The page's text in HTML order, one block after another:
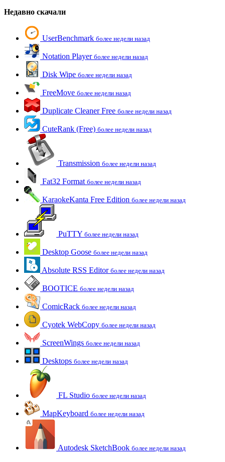
Недавно скачали
UserBenchmark более недели назад
Notation Player более недели назад
Disk Wipe более недели назад
FreeMove более недели назад
Duplicate Cleaner Free более недели назад
CuteRank (Free) более недели назад
Transmission более недели назад
Fat32 Format более недели назад
KaraokeKanta Free Edition более недели назад
PuTTY более недели назад
Desktop Goose более недели назад
Absolute RSS Editor более недели назад
BOOTICE более недели назад
ComicRack более недели назад
Cyotek WebCopy более недели назад
ScreenWings более недели назад
Desktops более недели назад
FL Studio более недели назад
MapKeyboard более недели назад
Autodesk SketchBook более недели назад